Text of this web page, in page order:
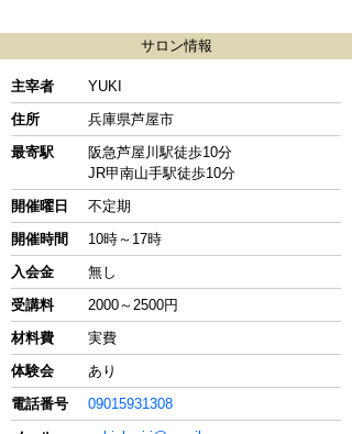
サロン情報
主宰者
YUKI
住所
兵庫県芦屋市
最寄駅
阪急芦屋川駅徒歩10分
JR甲南山手駅徒歩10分
開催曜日
不定期
開催時間
10時～17時
入会金
無し
受講料
2000～2500円
材料費
実費
体験会
あり
電話番号
09015931308